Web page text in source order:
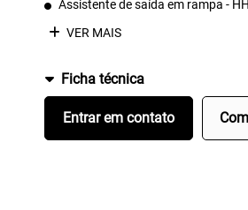
Assistente de saída em rampa -
VER MAIS
Ficha técnica
Entrar em contato